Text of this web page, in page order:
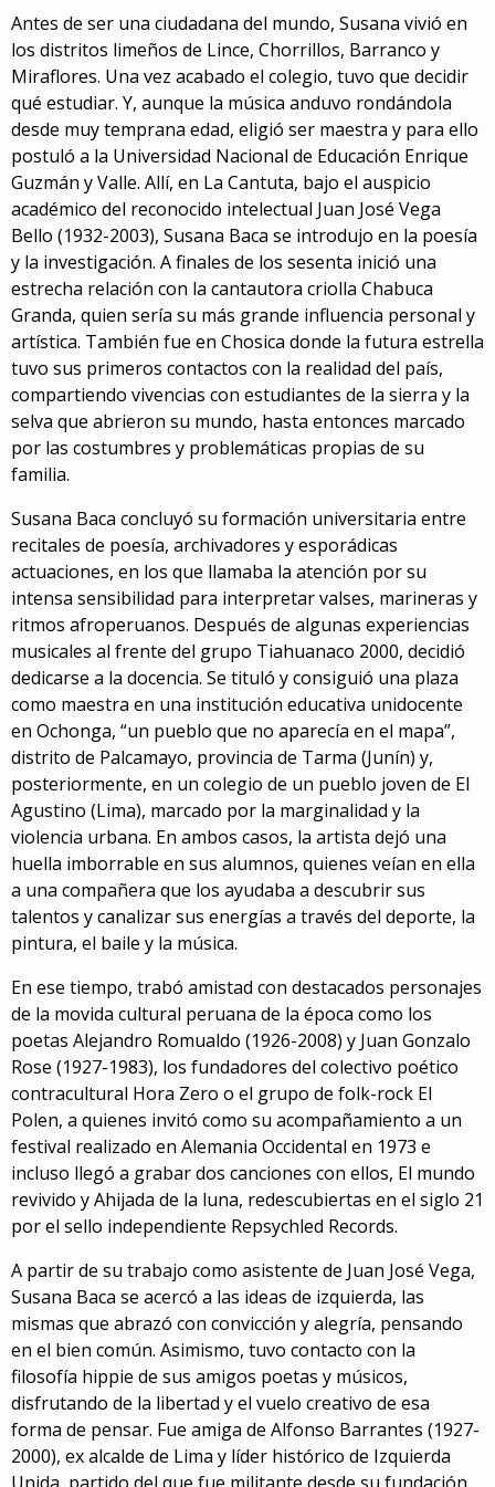
Antes de ser una ciudadana del mundo, Susana vivió en
los distritos limeños de Lince, Chorrillos, Barranco y
Miraflores. Una vez acabado el colegio, tuvo que decidir
qué estudiar. Y, aunque la música anduvo rondándola
desde muy temprana edad, eligió ser maestra y para ello
postuló a la Universidad Nacional de Educación Enrique
Guzmán y Valle. Allí, en La Cantuta, bajo el auspicio
académico del reconocido intelectual Juan José Vega
Bello (1932-2003), Susana Baca se introdujo en la poesía
y la investigación. A finales de los sesenta inició una
estrecha relación con la cantautora criolla Chabuca
Granda, quien sería su más grande influencia personal y
artística. También fue en Chosica donde la futura estrella
tuvo sus primeros contactos con la realidad del país,
compartiendo vivencias con estudiantes de la sierra y la
selva que abrieron su mundo, hasta entonces marcado
por las costumbres y problemáticas propias de su
familia.
Susana Baca concluyó su formación universitaria entre
recitales de poesía, archivadores y esporádicas
actuaciones, en los que llamaba la atención por su
intensa sensibilidad para interpretar valses, marineras y
ritmos afroperuanos. Después de algunas experiencias
musicales al frente del grupo Tiahuanaco 2000, decidió
dedicarse a la docencia. Se tituló y consiguió una plaza
como maestra en una institución educativa unidocente
en Ochonga, “un pueblo que no aparecía en el mapa”,
distrito de Palcamayo, provincia de Tarma (Junín) y,
posteriormente, en un colegio de un pueblo joven de El
Agustino (Lima), marcado por la marginalidad y la
violencia urbana. En ambos casos, la artista dejó una
huella imborrable en sus alumnos, quienes veían en ella
a una compañera que los ayudaba a descubrir sus
talentos y canalizar sus energías a través del deporte, la
pintura, el baile y la música.
En ese tiempo, trabó amistad con destacados personajes
de la movida cultural peruana de la época como los
poetas Alejandro Romualdo (1926-2008) y Juan Gonzalo
Rose (1927-1983), los fundadores del colectivo poético
contracultural Hora Zero o el grupo de folk-rock El
Polen, a quienes invitó como su acompañamiento a un
festival realizado en Alemania Occidental en 1973 e
incluso llegó a grabar dos canciones con ellos, El mundo
revivido yAhijada de la luna, redescubiertas en el siglo 21
por el sello independiente Repsychled Records.
A partir de su trabajo como asistente de Juan José Vega,
Susana Baca se acercó a las ideas de izquierda, las
mismas que abrazó con convicción y alegría, pensando
en el bien común. Asimismo, tuvo contacto con la
filosofía hippie de sus amigos poetas y músicos,
disfrutando de la libertad y el vuelo creativo de esa
forma de pensar. Fue amiga de Alfonso Barrantes (1927-
2000), ex alcalde de Lima y líder histórico de Izquierda